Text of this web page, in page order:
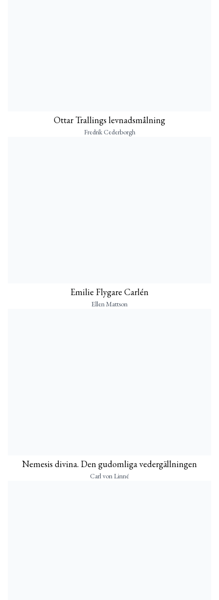
Ottar Trallings levnadsmålning
Fredrik Cederborgh
Emilie Flygare Carlén
Ellen Mattson
Nemesis divina. Den gudomliga vedergällningen
Carl von Linné